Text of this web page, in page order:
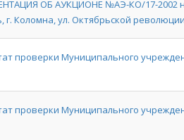
ОБ АУКЦИОНЕ №АЭ-КО/17-2002
г. Коломна, ул. Октябрьской
проверки Муниципального
проверки Муниципального